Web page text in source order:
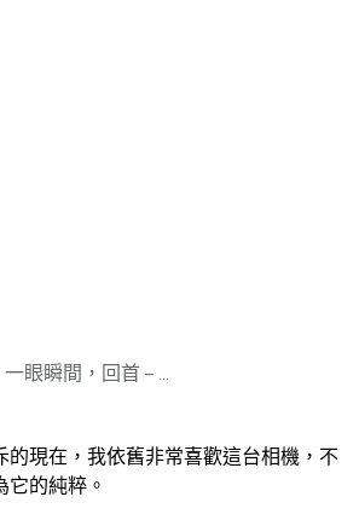
一眼瞬間，回首 – ...
的現在，我依舊非常喜歡這台相機，不
的純粹。